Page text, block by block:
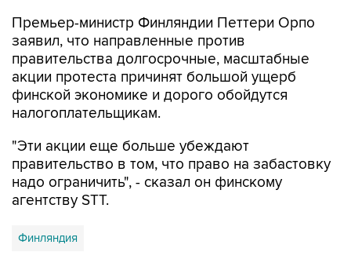
Премьер-министр Финляндии Петтери Орпо
заявил, что направленные против
правительства долгосрочные, масштабные
акции протеста причинят большой ущерб
финской экономике и дорого обойдутся
налогоплательщикам.
"Эти акции еще больше убеждают
правительство в том, что право на забастовку
надо ограничить", - сказал он финскому
агентству STT.
Финляндия